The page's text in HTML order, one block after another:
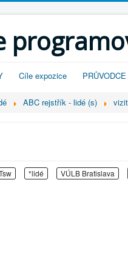
Cíle expozice
ABC rejstřík - lidé (s)
*lidé VÚLB Bratislava